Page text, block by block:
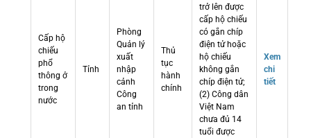
Cấp hộ
chiếu
phổ
thông ở
trong
nước
Tỉnh
Phòng
Quản lý
xuất
nhập
cảnh
Công
an tỉnh
Thủ
tục
hành
chính
trở lên được
cấp hộ chiếu
có gắn chíp
điện tử hoặc
hộ chiếu
không gắn
chíp điện tử;
(2) Công dân
Việt Nam
chưa đủ 14
tuổi được
Xem
chi
tiết